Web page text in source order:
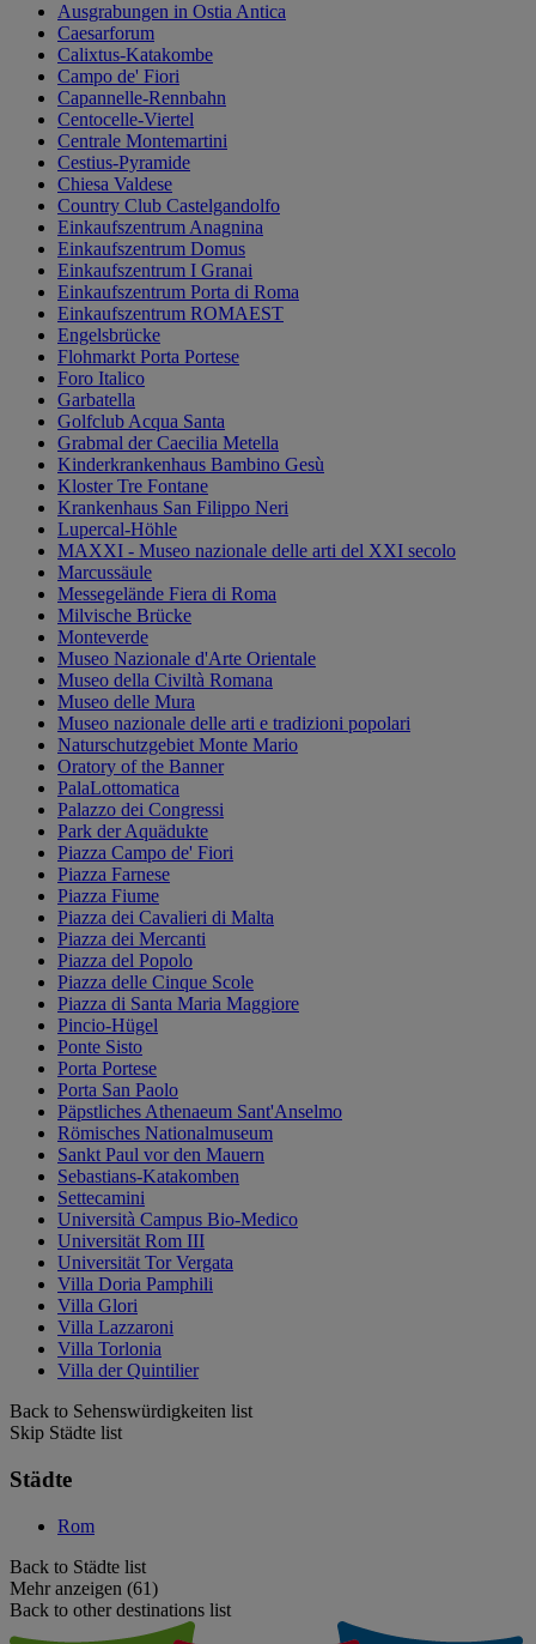
Ausgrabungen in Ostia Antica
Caesarforum
Calixtus-Katakombe
Campo de' Fiori
Capannelle-Rennbahn
Centocelle-Viertel
Centrale Montemartini
Cestius-Pyramide
Chiesa Valdese
Country Club Castelgandolfo
Einkaufszentrum Anagnina
Einkaufszentrum Domus
Einkaufszentrum I Granai
Einkaufszentrum Porta di Roma
Einkaufszentrum ROMAEST
Engelsbrücke
Flohmarkt Porta Portese
Foro Italico
Garbatella
Golfclub Acqua Santa
Grabmal der Caecilia Metella
Kinderkrankenhaus Bambino Gesù
Kloster Tre Fontane
Krankenhaus San Filippo Neri
Lupercal-Höhle
MAXXI - Museo nazionale delle arti del XXI secolo
Marcussäule
Messegelände Fiera di Roma
Milvische Brücke
Monteverde
Museo Nazionale d'Arte Orientale
Museo della Civiltà Romana
Museo delle Mura
Museo nazionale delle arti e tradizioni popolari
Naturschutzgebiet Monte Mario
Oratory of the Banner
PalaLottomatica
Palazzo dei Congressi
Park der Aquädukte
Piazza Campo de' Fiori
Piazza Farnese
Piazza Fiume
Piazza dei Cavalieri di Malta
Piazza dei Mercanti
Piazza del Popolo
Piazza delle Cinque Scole
Piazza di Santa Maria Maggiore
Pincio-Hügel
Ponte Sisto
Porta Portese
Porta San Paolo
Päpstliches Athenaeum Sant'Anselmo
Römisches Nationalmuseum
Sankt Paul vor den Mauern
Sebastians-Katakomben
Settecamini
Università Campus Bio-Medico
Universität Rom III
Universität Tor Vergata
Villa Doria Pamphili
Villa Glori
Villa Lazzaroni
Villa Torlonia
Villa der Quintilier
Back to Sehenswürdigkeiten list
Skip Städte list
Städte
Rom
Back to Städte list
Mehr anzeigen (61)
Back to other destinations list